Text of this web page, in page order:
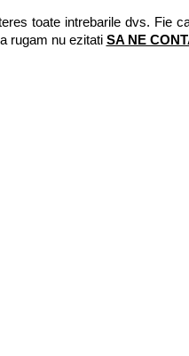
toate intrebarile dvs. Fie
rugam nu ezitati SA NE